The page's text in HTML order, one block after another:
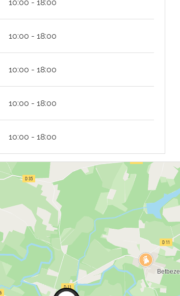
10:00 - 18:00
10:00 - 18:00
10:00 - 18:00
10:00 - 18:00
10:00 - 18:00